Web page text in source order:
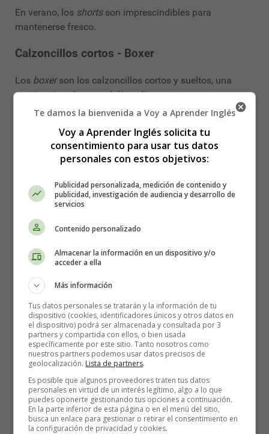
En verano, los shortsson imprescindibles para
mantenerse fresco.
Calzoncillos cortos - Boxer
Los boxerson los calzoncillos cortos y sueltos, una
opción cómoda para el día a día.
En inglés británico, lospantsse refieren a los
calzoncillos largos, mientras que en inglés americano,
Chaleco - Waistcoat
waistcoates una prenda elegante que se usa
comúnmente en trajes formales.
complementa los pantalones en atuendos formales.
Accesorios
Bolso - Handbag
handbages un accesorio imprescindible para muchas
mujeres. Es práctico y estiloso.
Te damos la bienvenida a Voy a Aprender Inglés
Voy a Aprender Inglés solicita tu
consentimiento para usar tus datos
personales con estos objetivos:
Publicidad personalizada, medición de contenido y
publicidad, investigación de audiencia y desarrollo de
servicios
Contenido personalizado
Almacenar la información en un dispositivo y/o
acceder a ella
Más información
Tus datos personales se tratarán y la información de tu
dispositivo (cookies, identificadores únicos y otros datos en
el dispositivo) podrá ser almacenada y consultada por 3
partners y compartida con ellos, o bien usada
específicamente por este sitio. Tanto nosotros como
nuestros partners podemos usar datos precisos de
geolocalización. Lista de partners.
Es posible que algunos proveedores traten tus datos
personales en virtud de un interés legítimo, algo a lo que
puedes oponerte gestionando tus opciones a continuación.
En la parte inferior de esta página o en el menú del sitio,
busca un enlace para gestionar o retirar el consentimiento en
la configuración de privacidad y cookies.